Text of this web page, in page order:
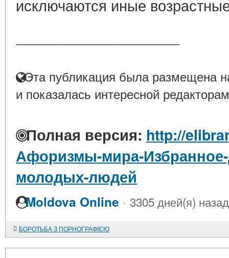
исключаются иные
Эта публикация была размещена
и показалась интересной
Полная версия: http://
Афоризмы-мира-
молодых-людей
Moldova Online · 3305 дней(я) назад
БОРОТЬБА З ПОРНОГРАФІЄЮ